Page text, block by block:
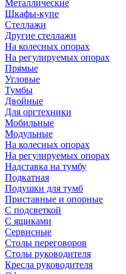
Металлические
Шкафы-купе
Стеллажи
Другие стеллажи
На колесных опорах
На регулируемых опорах
Прямые
Угловые
Тумбы
Двойные
Для оргтехники
Мобильные
Модульные
На колесных опорах
На регулируемых опорах
Надставка на тумбу
Подкатная
Подушки для тумб
Приставные и опорные
С подсветкой
С ящиками
Сервисные
Столы переговоров
Столы руководителя
Кресла руководителя